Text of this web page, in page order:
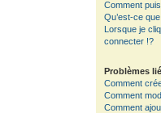
Comment
Qu’est-ce
Lorsque je
connecter !?
Problèmes
Comment
Comment
Comment